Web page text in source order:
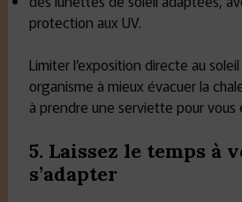
protection aux UV.
Limiter l’exposition directe au
organisme à mieux évacuer la
à prendre une serviette pour vous
5. Laissez le temps à
s’adapter